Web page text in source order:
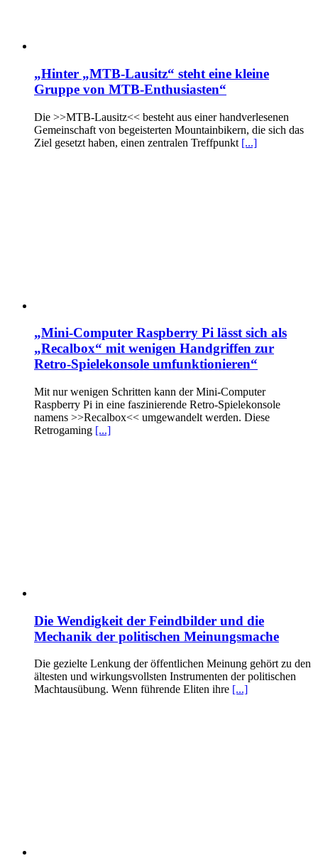
„Hinter „MTB-Lausitz“ steht eine kleine
Gruppe von MTB-Enthusiasten“
Die >>MTB-Lausitz<< besteht aus einer handverlesenen
Gemeinschaft von begeisterten Mountainbikern, die sich das
Ziel gesetzt haben, einen zentralen Treffpunkt [...]
„Mini-Computer Raspberry Pi lässt sich als
„Recalbox“ mit wenigen Handgriffen zur
Retro-Spielekonsole umfunktionieren“
Mit nur wenigen Schritten kann der Mini-Computer
Raspberry Pi in eine faszinierende Retro-Spielekonsole
namens >>Recalbox<< umgewandelt werden. Diese
Retrogaming [...]
Die Wendigkeit der Feindbilder und die
Mechanik der politischen Meinungsmache
Die gezielte Lenkung der öffentlichen Meinung gehört zu den
ältesten und wirkungsvollsten Instrumenten der politischen
Machtausübung. Wenn führende Eliten ihre [...]